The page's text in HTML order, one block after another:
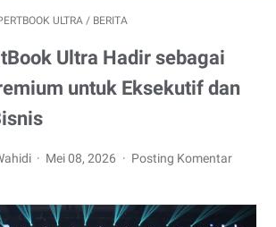
ULTRA / BERITA
Ultra Hadir sebagai
untuk Eksekutif dan
Mei 08, 2026 Posting Komentar